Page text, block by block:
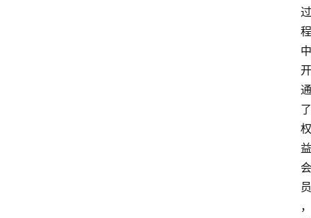
过
程
中
开
通
了
权
益
会
员
，